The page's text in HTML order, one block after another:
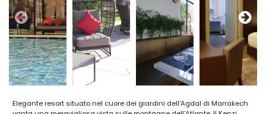
Elegante resort situato nel cuore dei giardini dell'Agdal di Marrakech